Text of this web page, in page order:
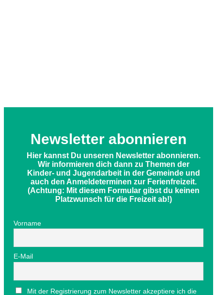
Newsletter abonnieren
Hier kannst Du unseren Newsletter abonnieren.
Wir informieren dich dann zu Themen der
Kinder- und Jugendarbeit in der Gemeinde und
auch den Anmeldeterminen zur Ferienfreizeit.
(Achtung: Mit diesem Formular gibst du keinen
Platzwunsch für die Freizeit ab!)
Vorname
E-Mail
Mit der Registrierung zum Newsletter akzeptiere ich die